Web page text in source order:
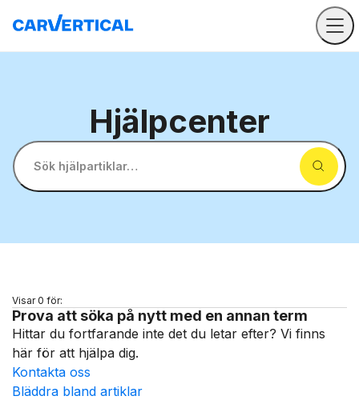
Hjälpcenter
Sök hjälpartiklar…
Visar 0 för:
Prova att söka på nytt med en annan term
Hittar du fortfarande inte det du letar efter? Vi finns
här för att hjälpa dig.
Kontakta oss
Bläddra bland artiklar